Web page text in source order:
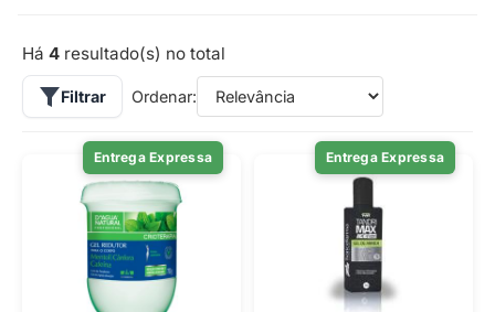
Há 4 resultado(s) no total
Filtrar Ordenar:
Entrega Expressa Entrega Expressa